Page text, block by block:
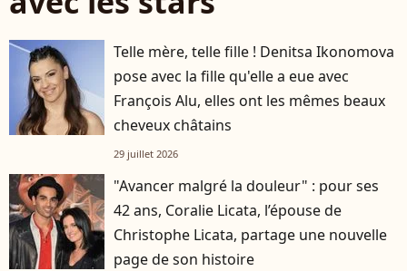
Telle mère, telle fille ! Denitsa Ikonomova
pose avec la fille qu'elle a eue avec
François Alu, elles ont les mêmes beaux
cheveux châtains
29 juillet 2026
"Avancer malgré la douleur" : pour ses
42 ans, Coralie Licata, l’épouse de
Christophe Licata, partage une nouvelle
page de son histoire